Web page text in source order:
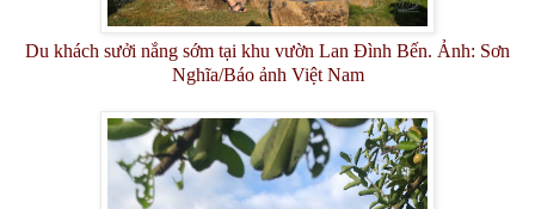
Du khách sưởi nắng sớm tại khu vườn Lan Đình Bến. Ảnh: Sơn
Nghĩa/Báo ảnh Việt Nam